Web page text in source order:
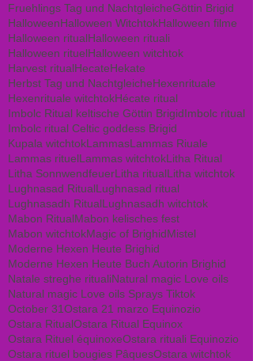
Fruehlings Tag und NachtgleicheGöttin Brigid
HalloweenHalloween WitchtokHalloween filme
Halloween ritualHalloween rituali
Halloween rituelHalloween witchtok
Harvest ritualHecateHekate
Herbst Tag und NachtgleicheHexenrituale
Hexenrituale witchtokHécate ritual
Imbolc Ritual keltische Göttin BrigidImbolc ritual
Imbolc ritual Celtic goddess Brigid
Kupala witchtokLammasLammas Riuale
Lammas rituelLammas witchtokLitha Ritual
Litha SonnwendfeuerLitha ritualLitha witchtok
Lughnasad RitualLughnasad ritual
Lughnasadh RitualLughnasadh witchtok
Mabon RitualMabon kelisches fest
Mabon witchtokMagic of BrighidMistel
Moderne Hexen Heute Brighid
Moderne Hexen Heute Buch Autorin Brighid
Natale streghe ritualiNatural magic Love oils
Natural magic Love oils Sprays Tiktok
October 31Ostara 21 marzo Equinozio
Ostara RitualOstara Ritual Equinox
Ostara Rituel équinoxeOstara rituali Equinozio
Ostara rituel bougies PâquesOstara witchtok